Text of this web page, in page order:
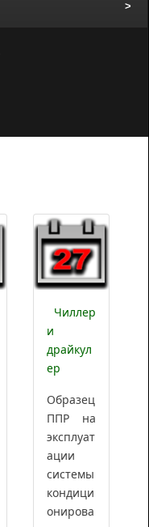
Чиллер
и
драйкул
ер
Образец
ППР на
эксплуат
ации
системы
кондици
онирова